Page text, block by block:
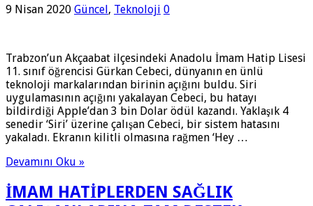
9 Nisan 2020 Güncel , Teknoloji 0
Trabzon’un Akçaabat ilçesindeki Anadolu İmam Hatip Lisesi
11. sınıf öğrencisi Gürkan Cebeci, dünyanın en ünlü
teknoloji markalarından birinin açığını buldu. Siri
uygulamasının açığını yakalayan Cebeci, bu hatayı
bildirdiği Apple’dan 3 bin Dolar ödül kazandı. Yaklaşık 4
senedir ‘Siri’ üzerine çalışan Cebeci, bir sistem hatasını
yakaladı. Ekranın kilitli olmasına rağmen ‘Hey …
Devamını Oku »
İMAM HATİPLERDEN SAĞLIK